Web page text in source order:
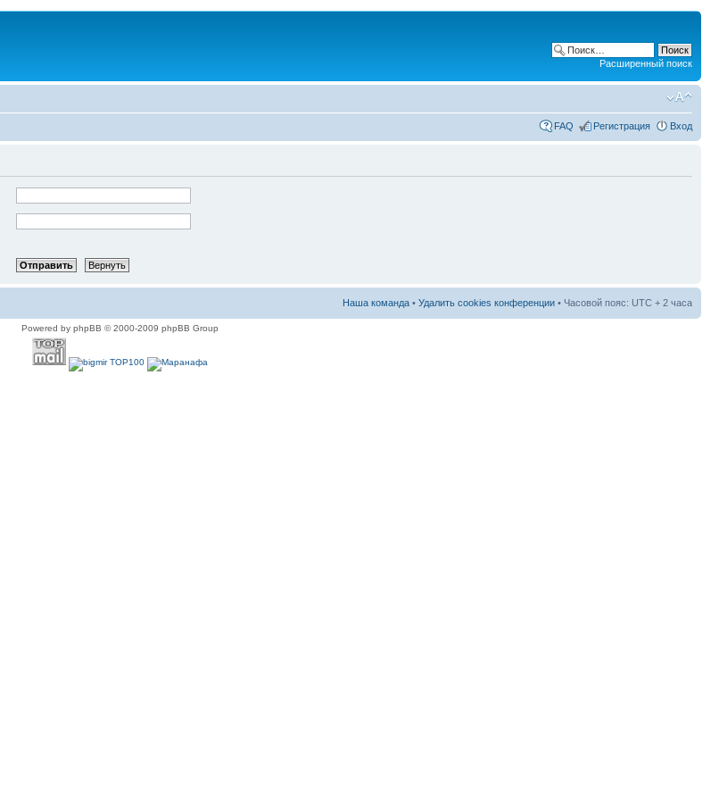
Расширенный поиск
FAQ Регистрация Вход
Наша команда • Удалить cookies конференции • Часовой пояс: UTC + 2 часа
Powered by phpBB © 2000-2009 phpBB Group